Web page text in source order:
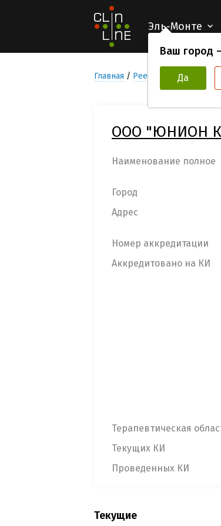
Эль-Монте
Ваш город –
Да
Главная Реестр Медицинских
ООО "ЮНИОН
Наименование полное
Город
Адрес
Номер аккредитации
Аккредитовано на КИ
Терапевтическая
Текущих КИ
Проведенных КИ
Текущие